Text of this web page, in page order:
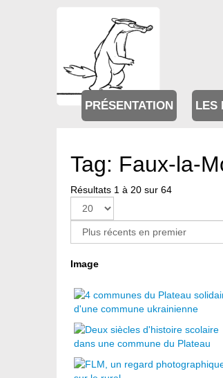
PRÉSENTATION LES
Tag: Faux-la-
Résultats 1 à 20 sur 64
Image